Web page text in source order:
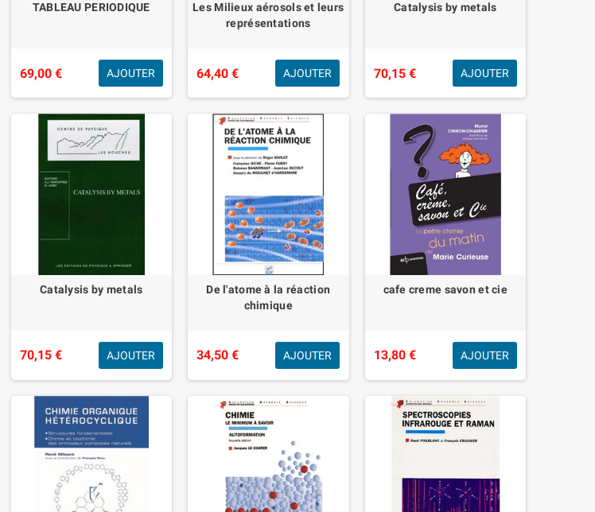
TABLEAU PERIODIQUE
69,00 € AJOUTER
Les Milieux aérosols et leurs
représentations
64,40 € AJOUTER
Catalysis by metals
70,15 € AJOUTER
Catalysis by metals
70,15 € AJOUTER
De l'atome à la réaction
chimique
34,50 € AJOUTER
cafe creme savon et cie
13,80 € AJOUTER